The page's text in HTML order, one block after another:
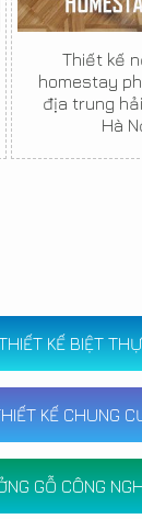
Thiết kế
homestay
địa trung
Hà
KẾ BIỆT THỰ
KẾ CHUNG
GỖ CÔNG